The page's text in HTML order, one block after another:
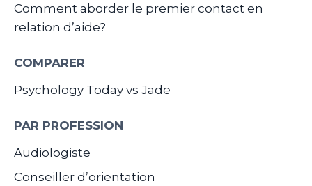
Comment aborder le premier contact en
relation d’aide?
COMPARER
Psychology Today vs Jade
PAR PROFESSION
Audiologiste
Conseiller d’orientation